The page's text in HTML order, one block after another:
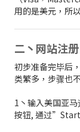
用的是美元，所
二丶网站注册
初步准备完毕后
类繁多，步骤也
1丶输入美国亚
按钮, 通过